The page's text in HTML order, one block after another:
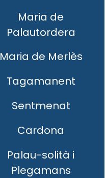
Maria de
Palautordera
Maria de Merlès
Tagamanent
Sentmenat
Cardona
Palau-solità i
Plegamans